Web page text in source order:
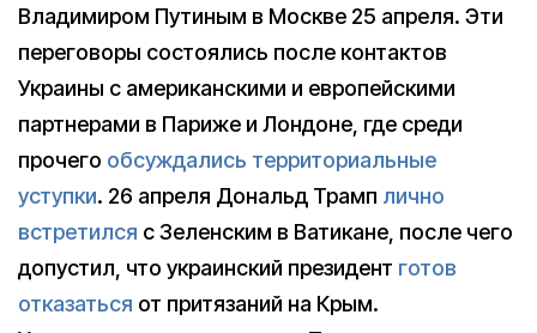
Владимиром Путиным в Москве 25 апреля. Эти
переговоры состоялись после контактов
Украины с американскими и европейскими
партнерами в Париже и Лондоне, где среди
прочего обсуждались территориальные
уступки. 26 апреля Дональд Трамп лично
встретился с Зеленским в Ватикане, после чего
допустил, что украинский президент готов
отказаться от притязаний на Крым.